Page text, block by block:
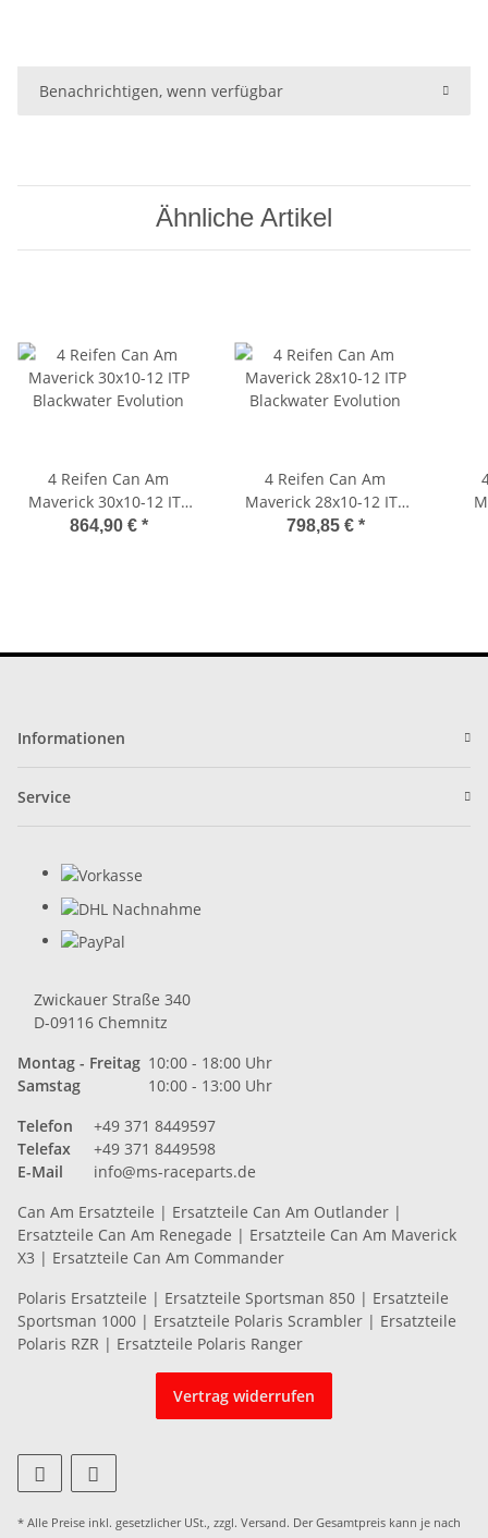
Benachrichtigen, wenn verfügbar
Ähnliche Artikel
4 Reifen Can Am
Maverick 30x10-12 ITP
Blackwater Evolution
864,90 € *
4 Reifen Can Am
Maverick 28x10-12 ITP
Blackwater Evolution
798,85 € *
Informationen
Service
Zwickauer Straße 340
D-09116 Chemnitz
Montag - Freitag 10:00 - 18:00 Uhr
Samstag
10:00 - 13:00 Uhr
Telefon
+49 371 8449597
Telefax
+49 371 8449598
E-Mail
info@ms-raceparts.de
Can Am Ersatzteile | Ersatzteile Can Am Outlander |
Ersatzteile Can Am Renegade | Ersatzteile Can Am Maverick
X3 | Ersatzteile Can Am Commander
Polaris Ersatzteile | Ersatzteile Sportsman 850 | Ersatzteile
Sportsman 1000 | Ersatzteile Polaris Scrambler | Ersatzteile
Polaris RZR | Ersatzteile Polaris Ranger
Vertrag widerrufen
* Alle Preise inkl. gesetzlicher USt., zzgl. Versand. Der Gesamtpreis kann je nach